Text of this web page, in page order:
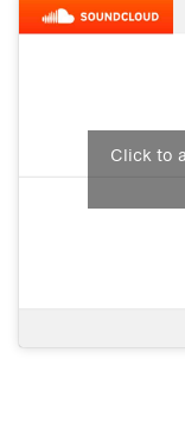
Click to